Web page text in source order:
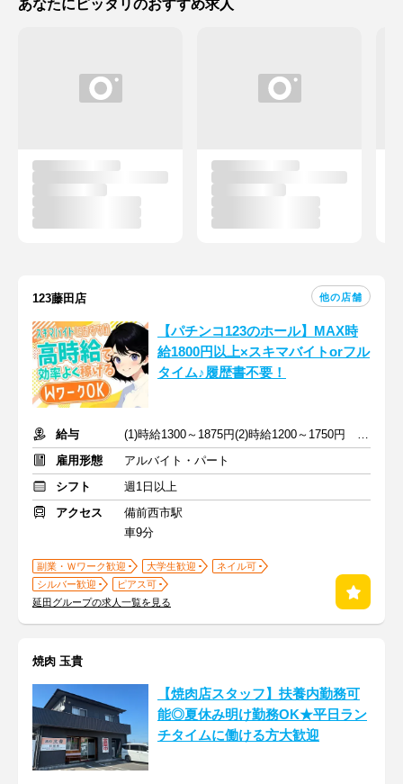
あなたにピッタリのおすすめ求人
123藤田店 他の店舗
【パチンコ123のホール】MAX時
給1800円以上×スキマバイトorフル
タイム♪履歴書不要！
給与
(1)時給1300～1875円(2)時給1200～1750円 ※深夜手当含む
雇用形態
アルバイト・パート
シフト
週1日以上
アクセス
備前西市駅
車9分
副業・Ｗワーク歓迎 大学生歓迎
ネイル可
シルバー歓迎
ピアス可
延田グループの求人一覧を見る
焼肉 玉貴
【焼肉店スタッフ】扶養内勤務可
能◎夏休み明け勤務OK★平日ラン
チタイムに働ける方大歓迎